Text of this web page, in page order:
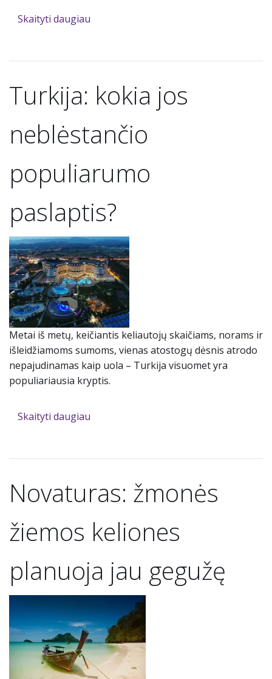
Skaityti daugiau
Turkija: kokia jos
neblėstančio
populiarumo
paslaptis?
Metai iš metų, keičiantis keliautojų skaičiams, norams ir
išleidžiamoms sumoms, vienas atostogų dėsnis atrodo
nepajudinamas kaip uola – Turkija visuomet yra
populiariausia kryptis.
Skaityti daugiau
Novaturas: žmonės
žiemos keliones
planuoja jau gegužę